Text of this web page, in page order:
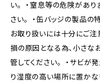
い。 ・窒息等の危険があり
さい。 ・缶バッジの製品の
お取り扱いには十分にご注
損の原因となる為、小さな
管してください。 ・サビが
り湿度の高い場所に置かな